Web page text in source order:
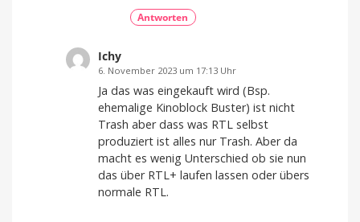
Antworten
Ichy
6. November 2023 um 17:13 Uhr
Ja das was eingekauft wird (Bsp.
ehemalige Kinoblock Buster) ist nicht
Trash aber dass was RTL selbst
produziert ist alles nur Trash. Aber da
macht es wenig Unterschied ob sie nun
das über RTL+ laufen lassen oder übers
normale RTL.